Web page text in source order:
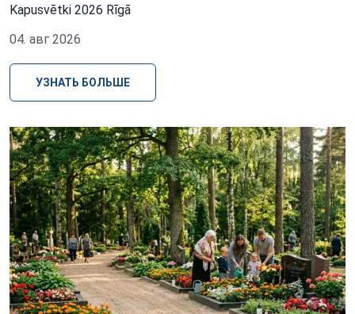
Kapusvētki 2026 Rīgā
04. авг 2026
УЗНАТЬ БОЛЬШЕ